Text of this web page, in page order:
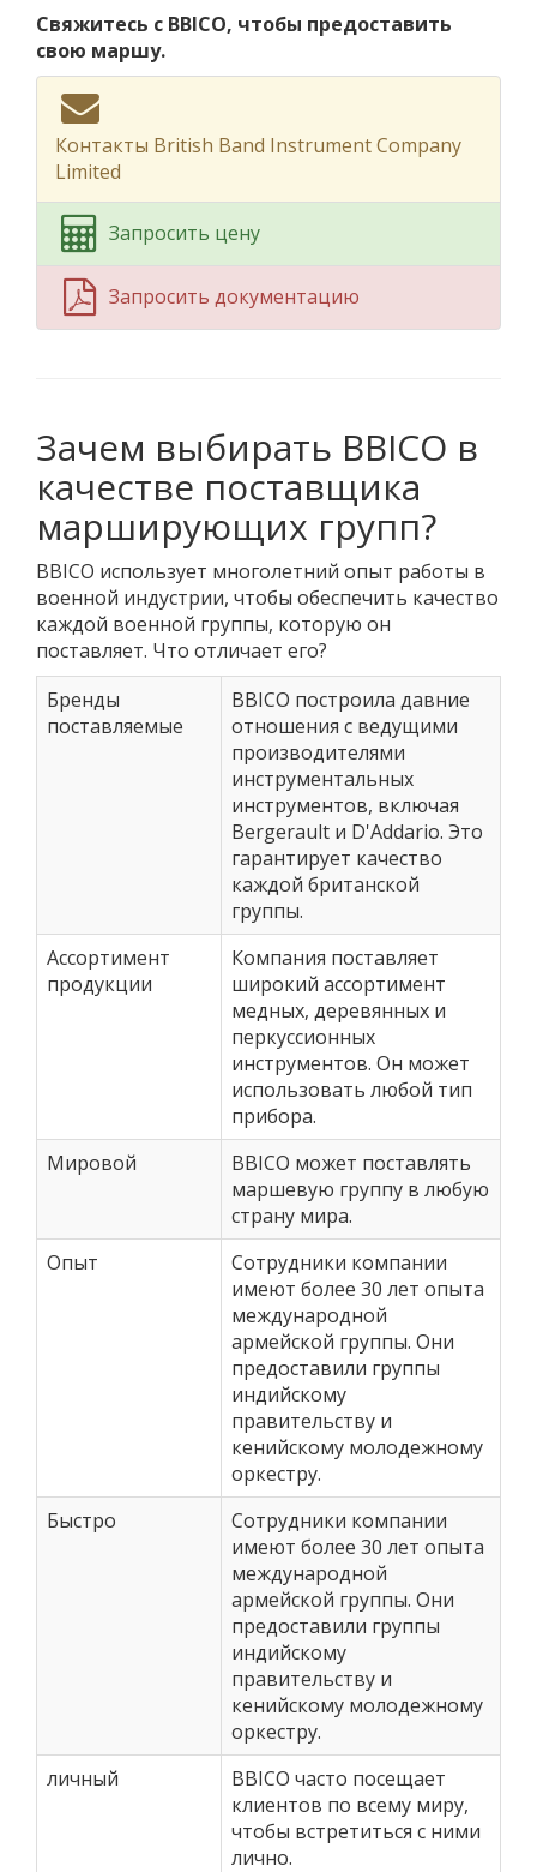
Свяжитесь с BBICO, чтобы предоставить
свою маршу.
Контакты British Band Instrument Company
Limited
Запросить цену
Запросить документацию
Зачем выбирать BBICO в
качестве поставщика
марширующих групп?
BBICO использует многолетний опыт работы в
военной индустрии, чтобы обеспечить качество
каждой военной группы, которую он
поставляет. Что отличает его?
Бренды
поставляемые
BBICO построила давние
отношения с ведущими
производителями
инструментальных
инструментов, включая
Bergerault и D'Addario. Это
гарантирует качество
каждой британской
группы.
Ассортимент
продукции
Компания поставляет
широкий ассортимент
медных, деревянных и
перкуссионных
инструментов. Он может
использовать любой тип
прибора.
Мировой
BBICO может поставлять
маршевую группу в любую
страну мира.
Опыт
Сотрудники компании
имеют более 30 лет опыта
международной
армейской группы. Они
предоставили группы
индийскому
правительству и
кенийскому молодежному
оркестру.
Быстро
Сотрудники компании
имеют более 30 лет опыта
международной
армейской группы. Они
предоставили группы
индийскому
правительству и
кенийскому молодежному
оркестру.
личный
BBICO часто посещает
клиентов по всему миру,
чтобы встретиться с ними
лично.